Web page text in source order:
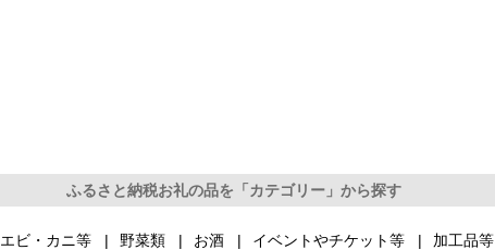
ふるさと納税お礼の品を「カテゴリー」から探す
エビ・カニ等 野菜類 お酒 イベントやチケット等 加工品等